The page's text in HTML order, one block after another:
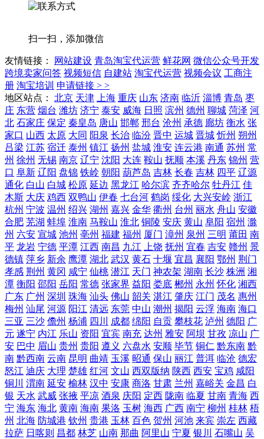
扫一扫，添加微信
友情链接： 网站建设 青岛淘宝代运营 鲜花网 微信公众号开发
跨境卖家问答 视频短信 自建站 淘宝代运营 视频会议 工商注
册 淘宝培训 申请链接 > >
地区站点：
北京 天津 上海 重庆 山东 济南 临沂 淄博 青岛 枣
庄 东营 烟台 潍坊 济宁 泰安 威海 日照 滨州 德州 聊城 菏泽 河
北 石家庄 保定 秦皇岛 唐山 邯郸 邢台 沧州 承德 廊坊 衡水 张
家口 山西 太原 大同 阳泉 长治 临汾 晋中 运城 晋城 忻州 朔州
吕梁 江苏 宿迁 泰州 镇江 扬州 盐城 淮安 连云港 南通 苏州 常
州 徐州 无锡 南京 辽宁 沈阳 大连 鞍山 抚顺 本溪 丹东 锦州 营
口 阜新 辽阳 盘锦 铁岭 朝阳 葫芦岛 吉林 长春 吉林 四平 辽源
通化 白山 白城 松原 延边 黑龙江 哈尔滨 齐齐哈尔 牡丹江 佳
木斯 大庆 鸡西 双鸭山 伊春 七台河 鹤岗 绥化 大兴安岭 浙江
杭州 宁波 温州 绍兴 湖州 嘉兴 金华 衢州 台州 丽水 舟山 安徽
合肥 芜湖 蚌埠 淮南 马鞍山 淮北 铜陵 安庆 黄山 阜阳 宿州 滁
州 六安 宣城 池州 亳州 福建 福州 厦门 漳州 泉州 三明 莆田 南
平 龙岩 宁德 平潭 江西 南昌 九江 上饶 抚州 宜春 吉安 赣州 景
德镇 萍乡 新余 鹰潭 湖北 武汉 黄石 十堰 宜昌 襄阳 鄂州 荆门
孝感 荆州 黄冈 咸宁 仙桃 潜江 天门 神农架 湖南 长沙 株洲 湘
潭 衡阳 邵阳 岳阳 常德 张家界 益阳 娄底 郴州 永州 怀化 湘西
广东 广州 深圳 珠海 汕头 佛山 韶关 湛江 肇庆 江门 茂名 惠州
梅州 汕尾 河源 阳江 清远 东莞 中山 潮州 揭阳 云浮 海南 海口
三亚 三沙 儋州 杨浦 四川 成都 绵阳 自贡 攀枝花 泸州 德阳 广
元 遂宁 内江 乐山 资阳 宜宾 南充 达州 雅安 阿坝 甘孜 凉山 广
安 巴中 眉山 贵州 贵阳 遵义 六盘水 安顺 毕节 铜仁 黔东南 黔
南 黔西南 云南 昆明 曲靖 玉溪 昭通 保山 丽江 普洱 临沧 德宏
怒江 迪庆 大理 楚雄 红河 文山 西双版纳 陕西 西安 宝鸡 咸阳
铜川
渭南 延安 榆林 汉中 安康 商洛 甘肃 兰州 嘉峪关 金昌 白
银 天水 武威 张掖 平凉 酒泉 庆阳 定西 陇南 临夏 甘南 青海 西
宁 海东 海北 黄南 海南 果洛 玉树 海西 广西 南宁 柳州 桂林 梧
州 北海 防城港 钦州 贵港 玉林 百色 贺州 河池 来宾 崇左 西藏
拉萨 日喀则 昌都 林芝 山南 那曲 阿里山 宁夏 银川 石嘴山 吴